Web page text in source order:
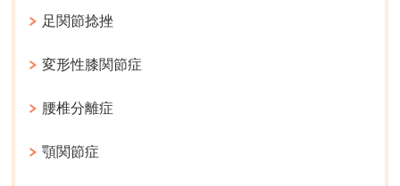
足関節捻挫
変形性膝関節症
腰椎分離症
顎関節症